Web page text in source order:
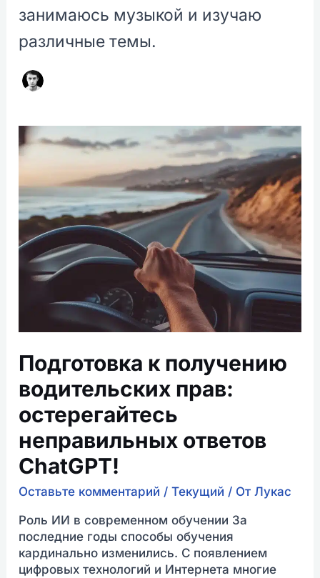
занимаюсь музыкой и изучаю
различные темы.
Подготовка к получению
водительских прав:
остерегайтесь
неправильных ответов
ChatGPT!
Оставьте комментарий /Текущий / ОтЛукас
Роль ИИ в современном обучении За
последние годы способы обучения
кардинально изменились. С появлением
цифровых технологий и Интернета многие
Подготовка
к
водительских
прав:
остерегайтесь
неправильных
ответов
ChatGPT!